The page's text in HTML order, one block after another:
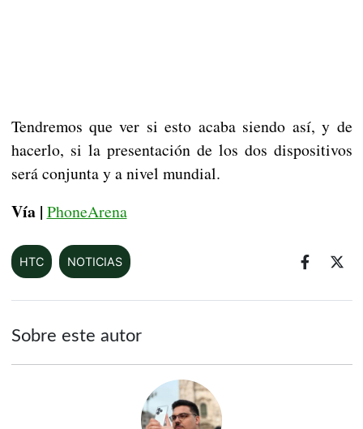
Tendremos que ver si esto acaba siendo así, y de
hacerlo, si la presentación de los dos dispositivos
será conjunta y a nivel mundial.
Vía | PhoneArena
HTC NOTICIAS
Sobre este autor